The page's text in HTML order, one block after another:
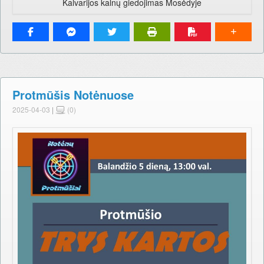
Kalvarijos kalnų giedojimas Mosėdyje
Protmūšis Notėnuose
2025-04-03 | (0)